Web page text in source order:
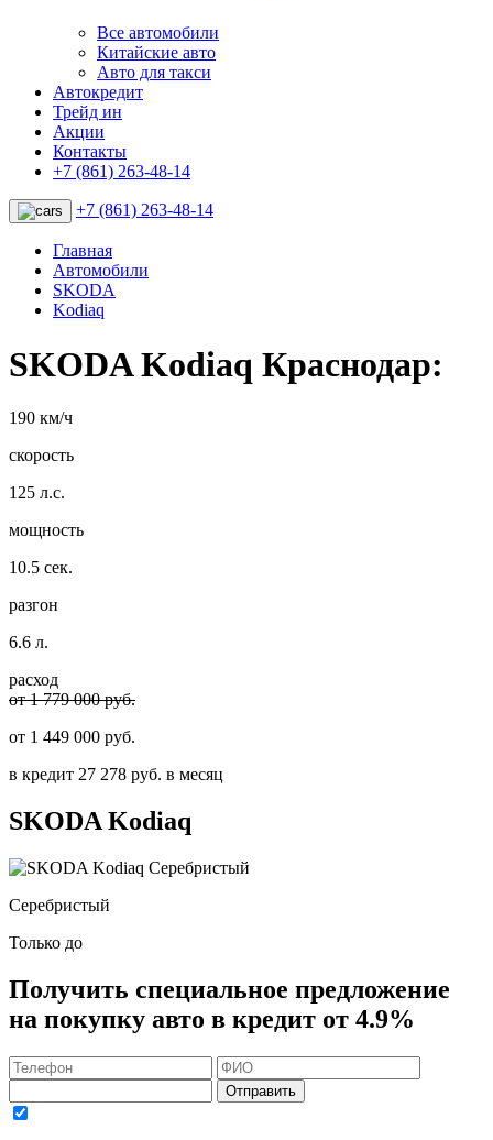
Все автомобили
Китайские авто
Авто для такси
Автокредит
Трейд ин
Акции
Контакты
+7 (861) 263-48-14
+7 (861) 263-48-14
Главная
Автомобили
SKODA
Kodiaq
SKODA Kodiaq Краснодар:
190 км/ч
скорость
125 л.с.
мощность
10.5 сек.
разгон
6.6 л.
расход
от 1 779 000 руб.
от 1 449 000 руб.
в кредит 27 278 руб. в месяц
SKODA Kodiaq
Серебристый
Только до
Получить специальное предложение
на покупку авто в кредит от 4.9%
Отправить